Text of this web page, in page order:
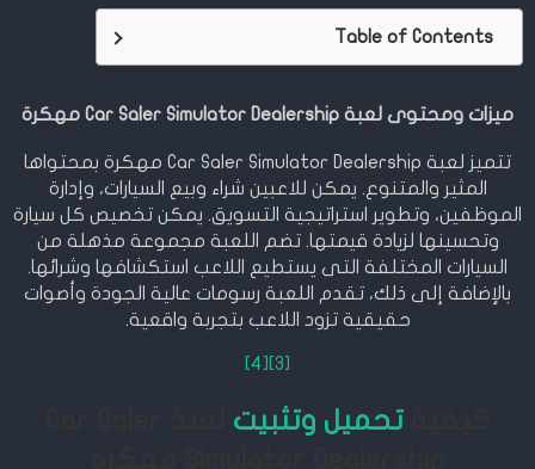
Table of Contents
ميزات ومحتوى لعبة Car Saler Simulator Dealership مهكرة
تتميز لعبة Car Saler Simulator Dealership مهكرة بمحتواها
المثير والمتنوع. يمكن للاعبين شراء وبيع السيارات، وإدارة
الموظفين، وتطوير استراتيجية التسويق. يمكن تخصيص كل سيارة
وتحسينها لزيادة قيمتها. تضم اللعبة مجموعة مذهلة من
السيارات المختلفة التى يستطيع اللاعب استكشافها وشرائها.
بالإضافة إلى ذلك، تقدم اللعبة رسومات عالية الجودة وأصوات
حقيقية تزود اللاعب بتجربة واقعية.
[3]
[4]
كيفيةتحميل وتثبيت